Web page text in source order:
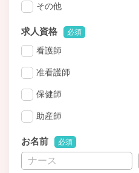
その他
求人資格 必須
看護師
准看護師
保健師
助産師
お名前 必須